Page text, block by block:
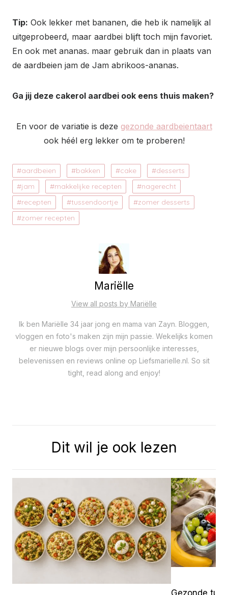
Tip: Ook lekker met bananen, die heb ik namelijk al
uitgeprobeerd, maar aardbei blijft toch mijn favoriet.
En ook met ananas. maar gebruik dan in plaats van
de aardbeien jam de Jam abrikoos-ananas.
Ga jij deze cakerol aardbei ook eens thuis maken?
En voor de variatie is deze gezonde aardbeientaart
ook héél erg lekker om te proberen!
aardbeien bakken cake
desserts
jam
makkelijke recepten
nagerecht
recepten
tussendoortje
zomer desserts
zomer recepten
Mariëlle
View all posts by Mariëlle
Ik ben Mariëlle 34 jaar jong en mama van Zayn. Bloggen,
vloggen en foto's maken zijn mijn passie. Wekelijks komen
er nieuwe blogs over mijn persoonlijke interesses,
belevenissen en reviews online op Liefsmarielle.nl. So sit
tight, read along and enjoy!
Dit wil je ook lezen